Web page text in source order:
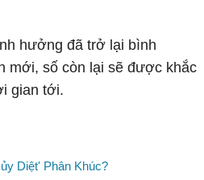
hưởng đã trở lại bình
mới, số còn lại sẽ được khắc
gian tới.
Diệt' Phân Khúc?